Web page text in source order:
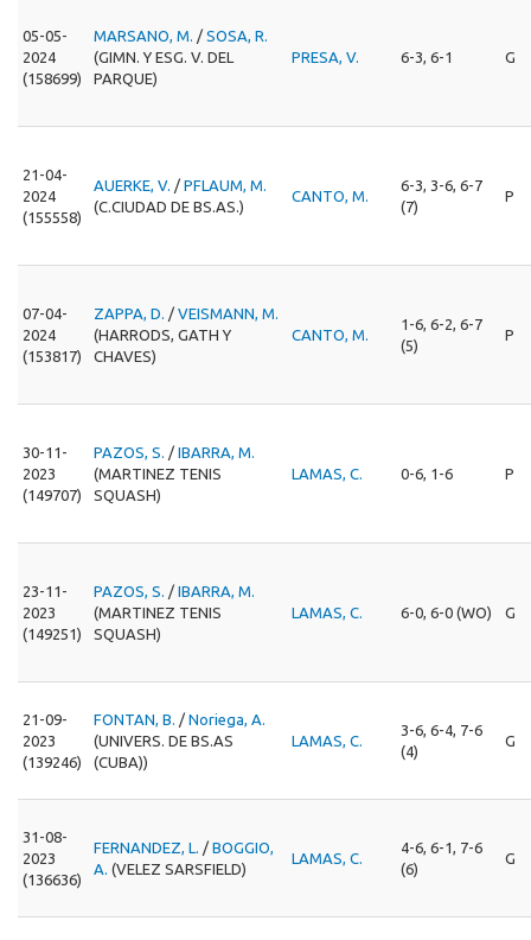
05-05-
2024
(158699)
MARSANO, M. / SOSA, R.
(GIMN. Y ESG. V. DEL
PARQUE)
PRESA, V. 6-3, 6-1 G
21-04-
2024
(155558)
AUERKE, V. / PFLAUM, M.
(C.CIUDAD DE BS.AS.)
CANTO, M.
6-3, 3-6, 6-7
(7)
P
07-04-
2024
(153817)
ZAPPA, D. / VEISMANN, M.
(HARRODS, GATH Y
CHAVES)
CANTO, M.
1-6, 6-2, 6-7
(5)
P
30-11-
2023
(149707)
PAZOS, S. / IBARRA, M.
(MARTINEZ TENIS
SQUASH)
LAMAS, C. 0-6, 1-6 P
23-11-
2023
(149251)
PAZOS, S. / IBARRA, M.
(MARTINEZ TENIS
SQUASH)
LAMAS, C. 6-0, 6-0 (WO) G
21-09-
2023
(139246)
FONTAN, B. / Noriega, A.
(UNIVERS. DE BS.AS
(CUBA))
LAMAS, C.
3-6, 6-4, 7-6
(4)
G
31-08-
2023
(136636)
FERNANDEZ, L. / BOGGIO,
A. (VELEZ SARSFIELD)
LAMAS, C.
4-6, 6-1, 7-6
(6)
G